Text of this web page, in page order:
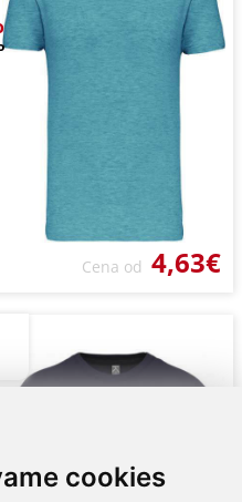
cookies
Cena od 4,63€